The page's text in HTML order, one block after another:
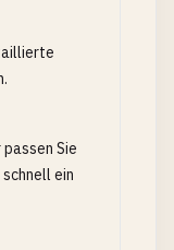
Sie
ein